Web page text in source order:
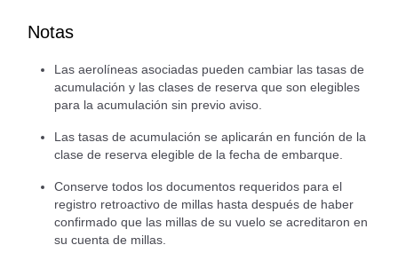
Notas
Las aerolíneas asociadas pueden cambiar las tasas de
acumulación y las clases de reserva que son elegibles
para la acumulación sin previo aviso.
Las tasas de acumulación se aplicarán en función de la
clase de reserva elegible de la fecha de embarque.
Conserve todos los documentos requeridos para el
registro retroactivo de millas hasta después de haber
confirmado que las millas de su vuelo se acreditaron en
su cuenta de millas.